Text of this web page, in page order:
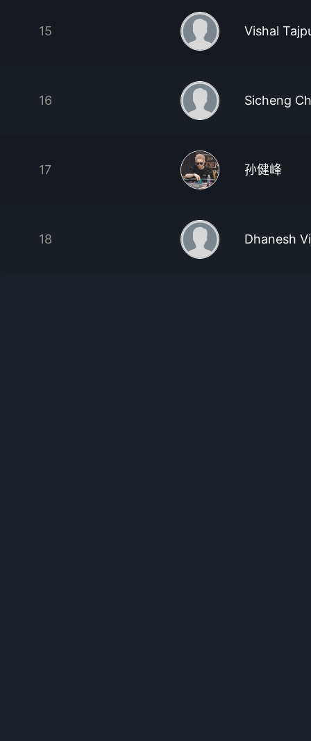
15 Vishal
16 Sicheng
17 孙健峰
18 Dhanesh